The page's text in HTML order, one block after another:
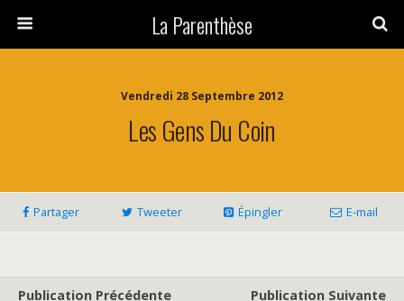
La Parenthèse
Vendredi 28 Septembre 2012
Les Gens Du Coin
Partager Tweeter Épingler E-mail
Publication Précédente
Publication Suivante